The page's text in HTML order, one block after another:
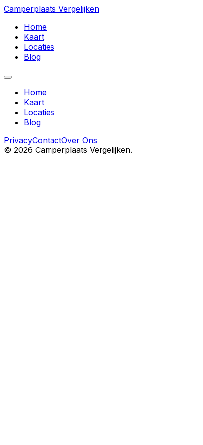
Camperplaats Vergelijken
Home
Kaart
Locaties
Blog
Home
Kaart
Locaties
Blog
PrivacyContactOver Ons
© 2026 Camperplaats Vergelijken.